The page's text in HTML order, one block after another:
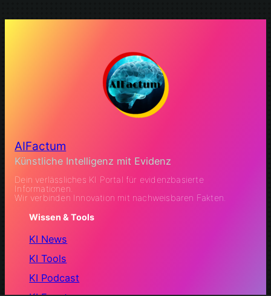
AIFactum
Künstliche Intelligenz mit Evidenz
Dein verlässliches KI Portal für evidenzbasierte
Informationen.
Wir verbinden Innovation mit nachweisbaren Fakten.
Wissen & Tools
KI News
KI Tools
KI Podcast